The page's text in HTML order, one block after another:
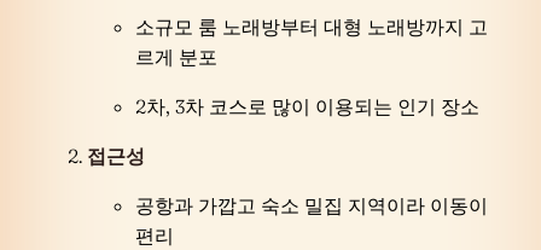
소규모 룸 노래방부터 대형 노래방까지 고
르게 분포
2차, 3차 코스로 많이 이용되는 인기 장소
접근성
공항과 가깝고 숙소 밀집 지역이라 이동이
편리